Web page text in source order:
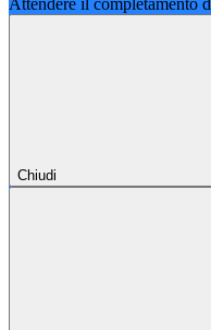
Attendere il completamento
Chiudi